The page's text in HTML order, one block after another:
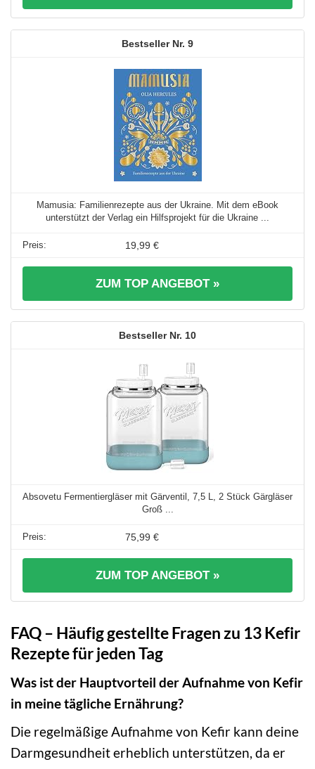
9
Mamusia: Familienrezepte aus der Ukraine. Mit dem eBook
unterstützt der Verlag ein Hilfsprojekt für die Ukraine ...
19,99 €
ZUM TOP ANGEBOT »
10
Absovetu Fermentiergläser mit Gärventil, 7,5 L, 2 Stück Gärgläser
Groß ...
75,99 €
ZUM TOP ANGEBOT »
FAQ – Häufig gestellte Fragen zu 13 Kefir
Rezepte für jeden Tag
Was ist der Hauptvorteil der Aufnahme von Kefir
in meine tägliche Ernährung?
Die regelmäßige Aufnahme von Kefir kann deine
Darmgesundheit erheblich unterstützen, da er